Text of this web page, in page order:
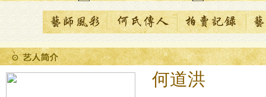
何道洪